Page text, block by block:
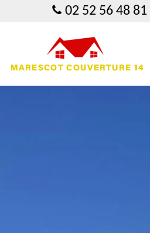
02 52 56 48 81